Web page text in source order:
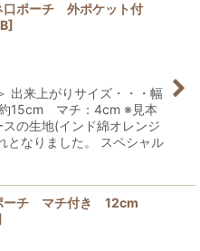
口ポーチ 外ポケット付
]
出来上がりサイズ・・・幅
15cm マチ：4cm ※見本
の生地(インド綿オレンジ
となりました。 スペシャル
ーチ マチ付き 12cm